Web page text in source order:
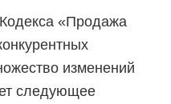
«Продажа
изменений
следующее